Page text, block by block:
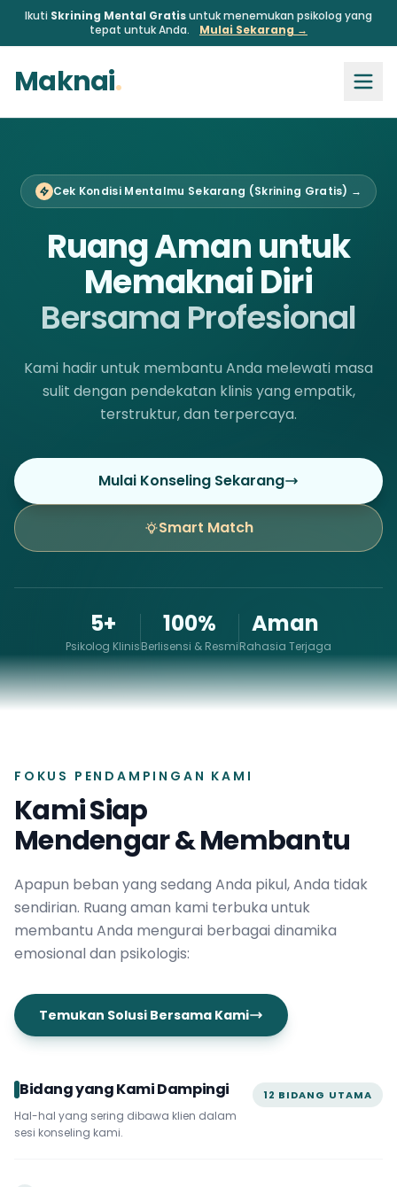
Ikuti Skrining Mental Gratisuntuk menemukan psikolog yang
tepat untuk Anda.
Mulai Sekarang →
Maknai.
Cek Kondisi Mentalmu Sekarang (Skrining Gratis) →
Ruang Aman untuk
Memaknai Diri
Bersama Profesional
Kami hadir untuk membantu Anda melewati masa
sulit dengan pendekatan klinis yang empatik,
terstruktur, dan terpercaya.
Mulai Konseling Sekarang
Smart Match
5+
Psikolog Klinis
100%
Berlisensi & Resmi
Aman
Rahasia Terjaga
FOKUS PENDAMPINGAN KAMI
Kami Siap
Mendengar & Membantu
Apapun beban yang sedang Anda pikul, Anda tidak
sendirian. Ruang aman kami terbuka untuk
membantu Anda mengurai berbagai dinamika
emosional dan psikologis:
Temukan Solusi Bersama Kami
Bidang yang Kami Dampingi
Hal-hal yang sering dibawa klien dalam
sesi konseling kami.
12 BIDANG UTAMA